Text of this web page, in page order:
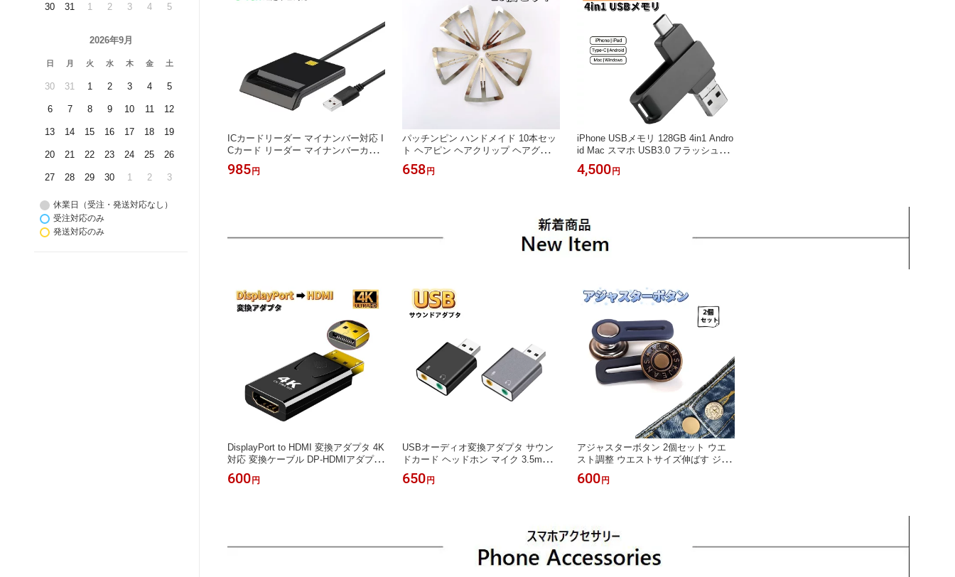
30 31 1 2 3 4 5
2026年9月
日 月 火 水 木 金 土
30 31 1 2 3 4 5
6 7 8 9 10 11 12
13 14 15 16 17 18 19
20 21 22 23 24 25 26
27 28 29 30 1 2 3
休業日（受注・発送対応なし）
受注対応のみ
発送対応のみ
ICカードリーダー マイナンバー対応 I
Cカード リーダー マイナンバーカー
ド マイナポイント マイナポータル マ
イナンバー 対応 確定申告 e-Tax 対応
985 円
パッチンピン ハンドメイド 10本セッ
ト ヘアピン ヘアクリップ ヘアグッズ
髪留め 前髪 ヘアアクセサリー スリー
ピン 大人 パッチン留め 髪飾り 子供
658 円
iPhone USBメモリ 128GB 4in1 Andro
id Mac スマホ USB3.0 フラッシュメ
モリ フラッシュドライブ タイプc iPa
d Type-C Micro-USB Windows タブレ
4,500 円
DisplayPort to HDMI 変換アダプタ 4K
対応 変換ケーブル DP-HDMIアダプタ
ー ディスプレイポート変換アダプタ
DP TO HDMI DP-HDMI変換コネクタ
600 円
USBオーディオ変換アダプタ サウン
ドカード ヘッドホン マイク 3.5mm U
SB外付けサウンドカード 3.5mmミニ
ジャック ヘッドホン出力 マイク入力
650 円
アジャスターボタン 2個セット ウエ
スト調整 ウエストサイズ伸ばす ジー
ンズ伸びる パーツ伸ばし ジーパン G
パン ジーンズ ウエストデニム お直し
600 円